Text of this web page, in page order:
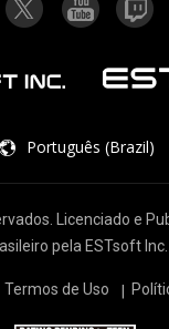
Português (Brazil)
Licenciado e
pela ESTsoft Inc.
Termos de Uso